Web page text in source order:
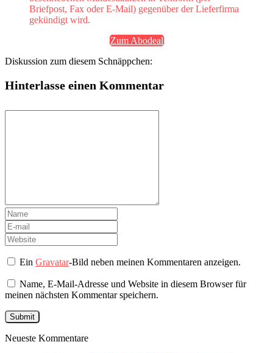
Briefpost, Fax oder E-Mail) gegenüber der Lieferfirma
gekündigt wird.
Zum Abodeal
Diskussion zum diesem Schnäppchen:
Hinterlasse einen Kommentar
EinGravatar-Bild neben meinen Kommentaren anzeigen.
Name, E-Mail-Adresse und Website in diesem Browser für
meinen nächsten Kommentar speichern.
Neueste Kommentare